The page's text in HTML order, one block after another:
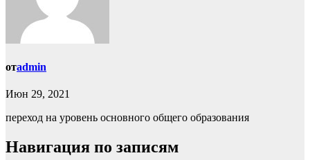
отadmin
Июн 29, 2021
переход на уровень основного общего образования
Навигация по записям